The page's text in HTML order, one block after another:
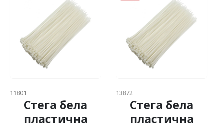
11801
Стега бела
пластична
13872
Стега бела
пластична